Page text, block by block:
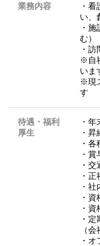
業務内容
・
い、
・
む）
・
※自
いま
※現
す
待遇・福利
厚生
・
・
・
・
・
・
・
・
・
・
（会
・